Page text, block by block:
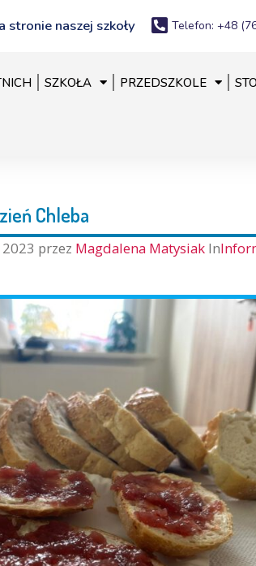
stronie naszej szkoły Telefon: +48
SZKOŁA PRZEDSZKOLE
Chleba
przez Magdalena Matysiak In